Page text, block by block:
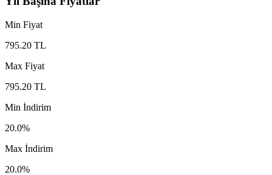
Min Fiyat
795.20 TL
Max Fiyat
795.20 TL
Min İndirim
20.0%
Max İndirim
20.0%